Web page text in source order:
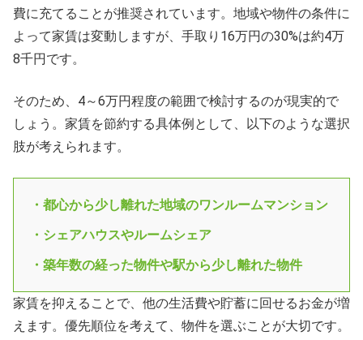
費に充てることが推奨されています。地域や物件の条件に
よって家賃は変動しますが、手取り16万円の30%は約4万
8千円です。
そのため、4～6万円程度の範囲で検討するのが現実的で
しょう。家賃を節約する具体例として、以下のような選択
肢が考えられます。
・都心から少し離れた地域のワンルームマンション
・シェアハウスやルームシェア
・築年数の経った物件や駅から少し離れた物件
家賃を抑えることで、他の生活費や貯蓄に回せるお金が増
えます。優先順位を考えて、物件を選ぶことが大切です。